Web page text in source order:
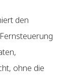
den
ohne die